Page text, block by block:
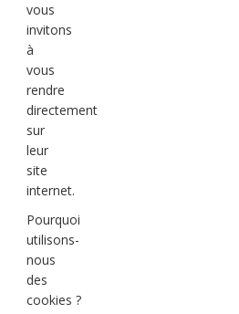
vous
invitons
à
vous
rendre
directement
sur
leur
site
internet.
Pourquoi
utilisons-
nous
des
cookies ?